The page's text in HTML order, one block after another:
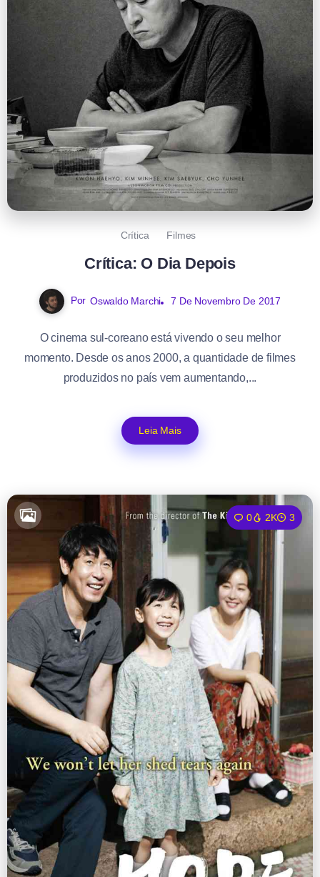
Crítica Filmes
Crítica: O Dia Depois
Por Oswaldo Marchi 7 De Novembro De 2017
O cinema sul-coreano está vivendo o seu melhor
momento. Desde os anos 2000, a quantidade de filmes
produzidos no país vem aumentando,...
Leia Mais
0 2K 3